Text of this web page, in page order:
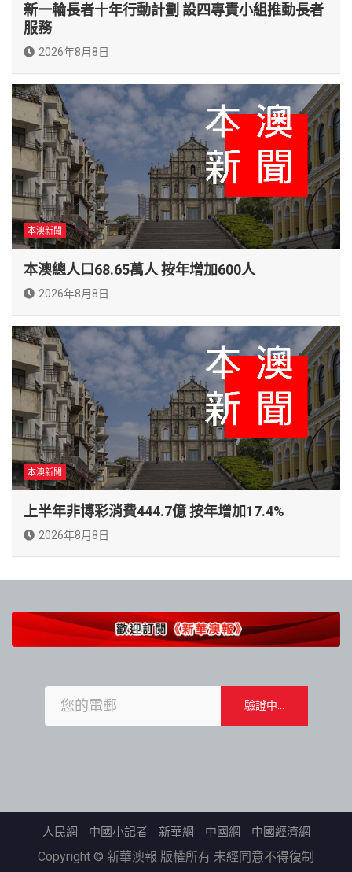
新一輪長者十年行動計劃 設四專責小組推動長者
服務
2026年8月8日
本澳新聞
本澳總人口68.65萬人 按年增加600人
2026年8月8日
本澳新聞
上半年非博彩消費444.7億 按年增加17.4%
2026年8月8日
人民網 中國小記者 新華網 中國網 中國經濟網
Copyright © 新華澳報 版權所有 未經同意不得復制